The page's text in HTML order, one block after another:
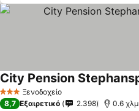
3 ΑστέριαΞενοδοχείο
City Pension
8,7 Εξαιρετικό 2.398 0.6